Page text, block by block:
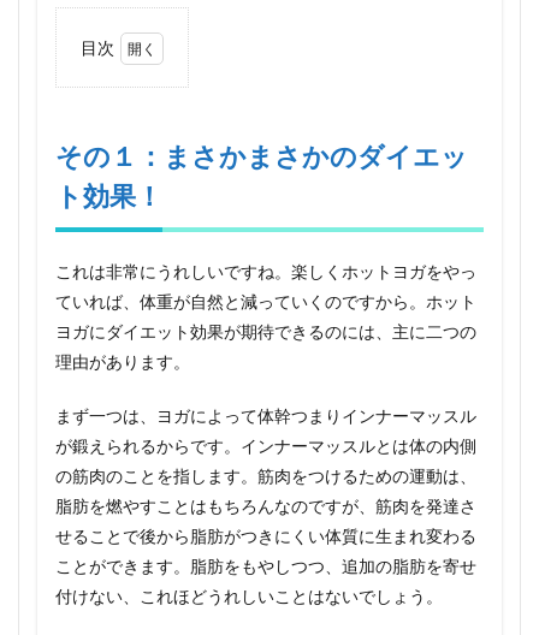
目次
まさ
かま
さか
のダ
イエ
効
果！
2
その
おう
おス
ベス
ベ
肌！
美肌
果！
その１：まさかまさかのダイエッ
ト効果！
これは非常にうれしいですね。楽しくホットヨガをやっ
ていれば、体重が自然と減っていくのですから。ホット
ヨガにダイエット効果が期待できるのには、主に二つの
理由があります。
まず一つは、ヨガによって体幹つまりインナーマッスル
が鍛えられるからです。インナーマッスルとは体の内側
の筋肉のことを指します。筋肉をつけるための運動は、
脂肪を燃やすことはもちろんなのですが、筋肉を発達さ
せることで後から脂肪がつきにくい体質に生まれ変わる
ことができます。脂肪をもやしつつ、追加の脂肪を寄せ
付けない、これほどうれしいことはないでしょう。